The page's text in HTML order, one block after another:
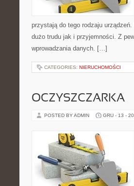
przystają do tego rodzaju
dużo trudu jak i przyjemności. Z
wprowadzania danych. […]
CATEGORIES: NIERUCHOMOŚCI
OCZYSZCZARKA
POSTED BY ADMIN GRU - 13 -